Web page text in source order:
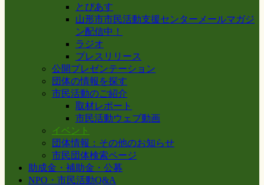
とぴあす
山形市市民活動支援センターメールマガジ
ン配信中！
ラジオ
プレスリリース
公開プレゼンテーション
団体の情報を探す
市民活動のご紹介
取材レポート
市民活動ウェブ動画
イベント
団体情報：その他のお知らせ
市民団体検索ページ
助成金・補助金・公募
NPO・市民活動Q&A